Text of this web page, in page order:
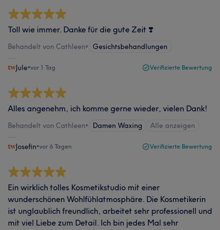
Toll wie immer. Danke für die gute Zeit ❣️
Behandelt von Cathleen• Gesichtsbehandlungen
Jule•vor 1 Tag Verifizierte Bewertung
Alles angenehm, ich komme gerne wieder, vielen Dank!
Behandelt von Cathleen• Damen Waxing Alle anzeigen
Josefin•vor 6 Tagen Verifizierte Bewertung
Ein wirklich tolles Kosmetikstudio mit einer
wunderschönen Wohlfühlatmosphäre. Die Kosmetikerin
ist unglaublich freundlich, arbeitet sehr professionell und
mit viel Liebe zum Detail. Ich bin jedes Mal sehr